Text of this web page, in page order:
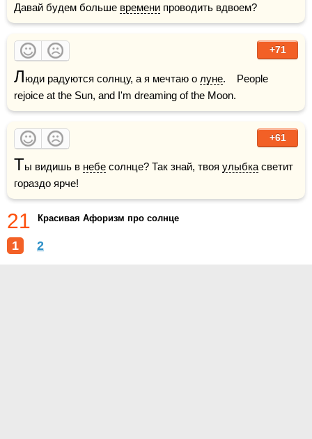
Давай будем больше времени проводить вдвоем?
+71
Люди радуются солнцу, а я мечтаю о луне.    People
rejoice at the Sun, and I'm dreaming of the Moon.
+61
Ты видишь в небе солнце? Так знай, твоя улыбка светит
гораздо ярче!
21 Красивая Афоризм про солнце
1 2